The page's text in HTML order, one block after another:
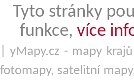
Tyto stránky
funkce, více
| yMapy.cz - mapy
fotomapy, satelitní